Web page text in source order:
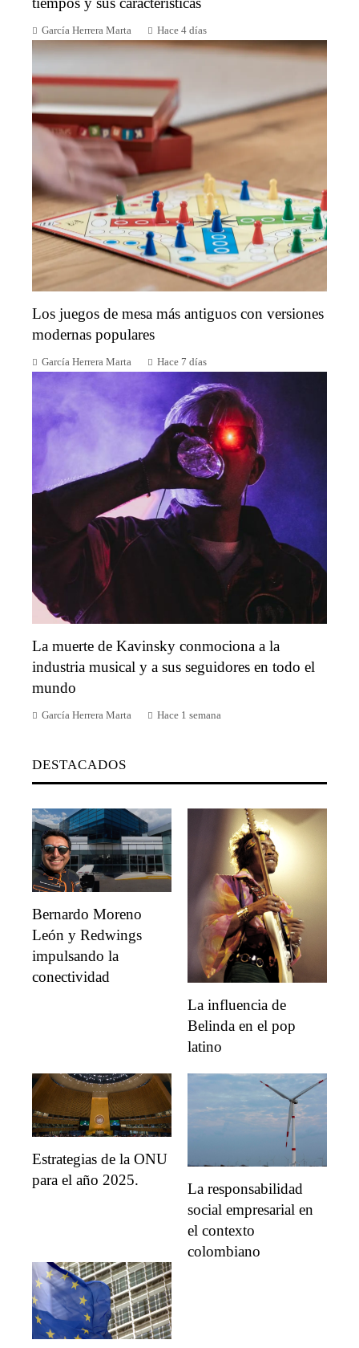
García Herrera Marta Hace 4 días
Los juegos de mesa más antiguos con versiones
modernas populares
García Herrera Marta Hace 7 días
La muerte de Kavinsky conmociona a la
industria musical y a sus seguidores en todo el
mundo
García Herrera Marta Hace 1 semana
DESTACADOS
Bernardo Moreno
León y Redwings
impulsando la
conectividad
La influencia de
Belinda en el pop
latino
Estrategias de la ONU
para el año 2025.
La responsabilidad
social empresarial en
el contexto
colombiano